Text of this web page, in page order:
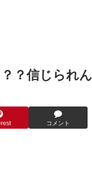
？信じられん
コメント